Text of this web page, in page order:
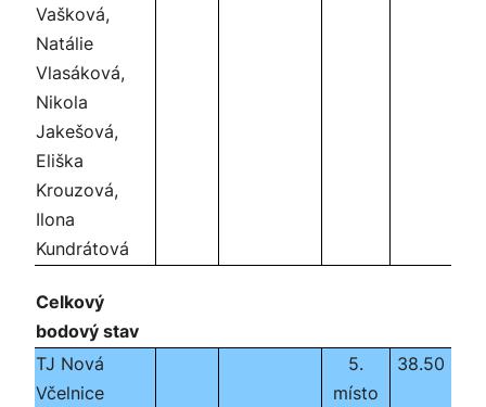
Vašková,
Natálie
Vlasáková,
Nikola
Jakešová,
Eliška
Krouzová,
Ilona
Kundrátová
Celkový
bodový stav
TJ Nová
Včelnice
5.
místo
38.50